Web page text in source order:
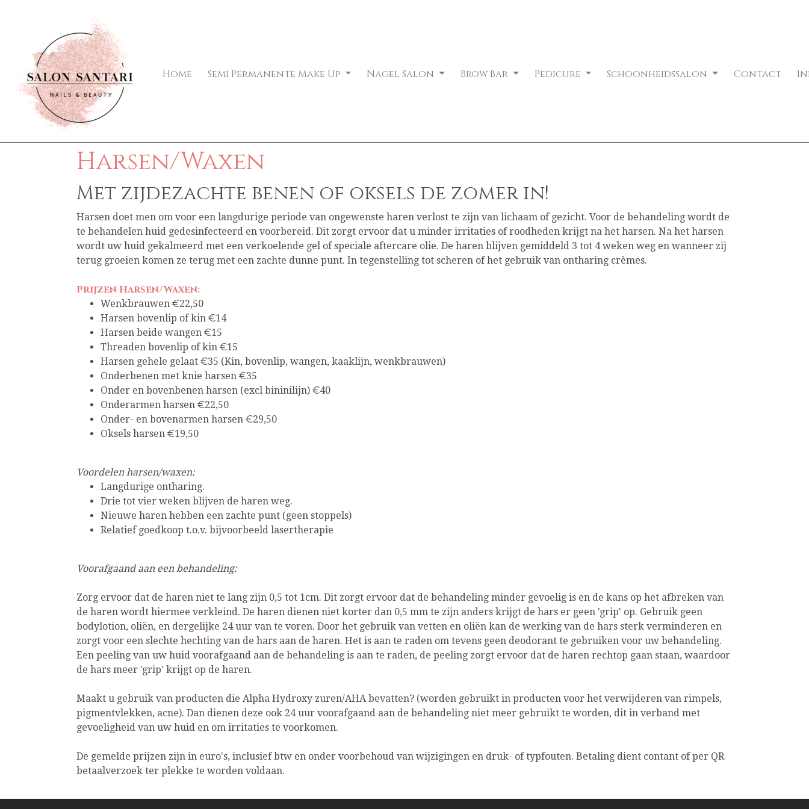
Home Semi Permanente Make Up Nagel Salon Brow Bar Pedicure Schoonheidssalon Contact
Harsen/Waxen
Met zijdezachte benen of oksels de zomer in!
Harsen doet men om voor een langdurige periode van ongewenste haren verlost te zijn van lichaam of gezicht. Voor de behandeling wordt de
te behandelen huid gedesinfecteerd en voorbereid. Dit zorgt ervoor dat u minder irritaties of roodheden krijgt na het harsen. Na het harsen
wordt uw huid gekalmeerd met een verkoelende gel of speciale aftercare olie. De haren blijven gemiddeld 3 tot 4 weken weg en wanneer zij
terug groeien komen ze terug met een zachte dunne punt. In tegenstelling tot scheren of het gebruik van ontharing crèmes.
Prijzen Harsen/Waxen:
Wenkbrauwen €22,50
Harsen bovenlip of kin €14
Harsen beide wangen €15
Threaden bovenlip of kin €15
Harsen gehele gelaat €35 (Kin, bovenlip, wangen, kaaklijn, wenkbrauwen)
Onderbenen met knie harsen €35
Onder en bovenbenen harsen (excl bininilijn) €40
Onderarmen harsen €22,50
Onder- en bovenarmen harsen €29,50
Oksels harsen €19,50
Voordelen harsen/waxen:
Langdurige ontharing.
Drie tot vier weken blijven de haren weg.
Nieuwe haren hebben een zachte punt (geen stoppels)
Relatief goedkoop t.o.v. bijvoorbeeld lasertherapie
Voorafgaand aan een behandeling:
Zorg ervoor dat de haren niet te lang zijn 0,5 tot 1cm. Dit zorgt ervoor dat de behandeling minder gevoelig is en de kans op het afbreken van
de haren wordt hiermee verkleind. De haren dienen niet korter dan 0,5 mm te zijn anders krijgt de hars er geen 'grip' op. Gebruik geen
bodylotion, oliën, en dergelijke 24 uur van te voren. Door het gebruik van vetten en oliën kan de werking van de hars sterk verminderen en
zorgt voor een slechte hechting van de hars aan de haren. Het is aan te raden om tevens geen deodorant te gebruiken voor uw behandeling.
Een peeling van uw huid voorafgaand aan de behandeling is aan te raden, de peeling zorgt ervoor dat de haren rechtop gaan staan, waardoor
de hars meer 'grip' krijgt op de haren.
Maakt u gebruik van producten die Alpha Hydroxy zuren/AHA bevatten? (worden gebruikt in producten voor het verwijderen van rimpels,
pigmentvlekken, acne). Dan dienen deze ook 24 uur voorafgaand aan de behandeling niet meer gebruikt te worden, dit in verband met
gevoeligheid van uw huid en om irritaties te voorkomen.
De gemelde prijzen zijn in euro's, inclusief btw en onder voorbehoud van wijzigingen en druk- of typfouten. Betaling dient contant of per QR
betaalverzoek ter plekke te worden voldaan.